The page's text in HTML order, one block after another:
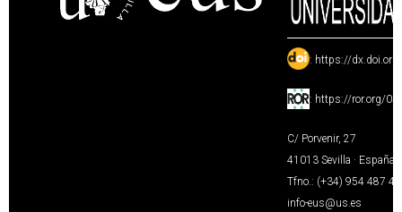
: https://
: https://ror.org/
C/ Porvenir, 27
41013 Sevilla · España
Tfno.: (+34) 954 487
info-eus@us.es